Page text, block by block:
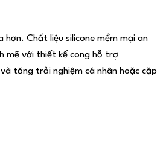
Chất liệu silicone mềm mại an
mẽ với thiết kế cong hỗ trợ
tăng trải nghiệm cá nhân hoặc cặp